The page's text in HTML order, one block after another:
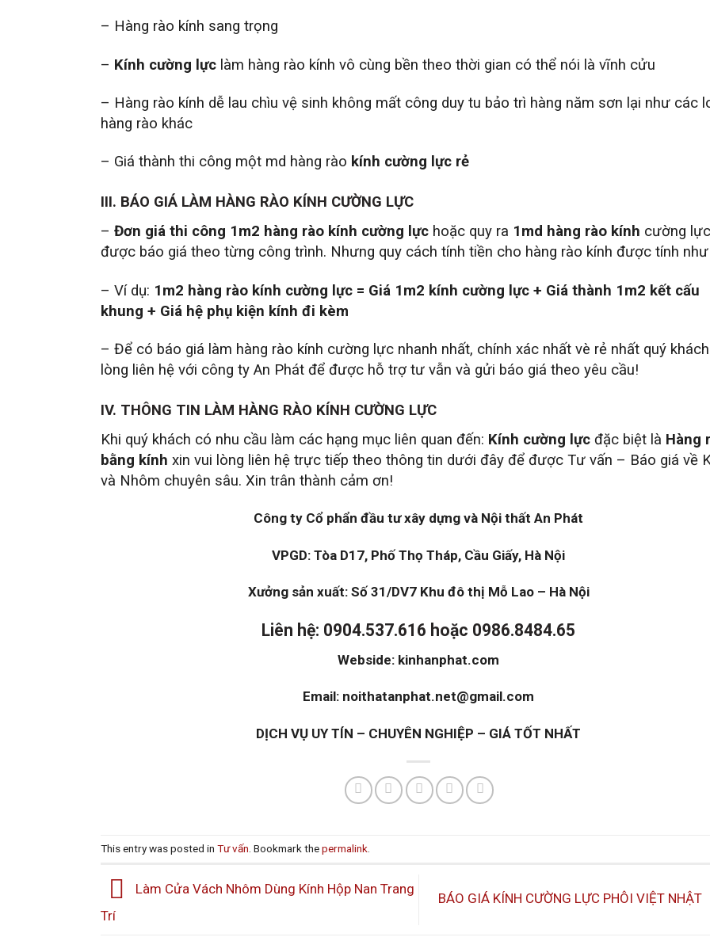
– Hàng rào kính sang trọng
– Kính cường lực làm hàng rào kính vô cùng bền theo thời gian có thể nói là vĩnh cửu
– Hàng rào kính dễ lau chìu vệ sinh không mất công duy tu bảo trì hàng năm sơn lại như các
hàng rào khác
– Giá thành thi công một md hàng rào kính cường lực rẻ
III. BÁO GIÁ LÀM HÀNG RÀO KÍNH CƯỜNG LỰC
– Đơn giá thi công 1m2 hàng rào kính cường lực hoặc quy ra 1md hàng rào kính cường lực
được báo giá theo từng công trình. Nhưng quy cách tính tiền cho hàng rào kính được tính
– Ví dụ: 1m2 hàng rào kính cường lực = Giá 1m2 kính cường lực + Giá thành 1m2 kết cấu
khung + Giá hệ phụ kiện kính đi kèm
– Để có báo giá làm hàng rào kính cường lực nhanh nhất, chính xác nhất vè rẻ nhất quý
lòng liên hệ với công ty An Phát để được hỗ trợ tư vẫn và gửi báo giá theo yêu cầu!
IV. THÔNG TIN LÀM HÀNG RÀO KÍNH CƯỜNG LỰC
Khi quý khách có nhu cầu làm các hạng mục liên quan đến: Kính cường lực đặc biệt là Hàng
bằng kính xin vui lòng liên hệ trực tiếp theo thông tin dưới đây để được Tư vấn – Báo giá về
và Nhôm chuyên sâu. Xin trân thành cảm ơn!
Công ty Cổ phẩn đầu tư xây dựng và Nội thất An Phát
VPGD: Tòa D17, Phố Thọ Tháp, Cầu Giấy, Hà Nội
Xưởng sản xuất: Số 31/DV7 Khu đô thị Mỗ Lao – Hà Nội
Liên hệ: 0904.537.616 hoặc 0986.8484.65
Webside: kinhanphat.com
Email: noithatanphat.net@gmail.com
DỊCH VỤ UY TÍN – CHUYÊN NGHIỆP – GIÁ TỐT NHẤT
This entry was posted in Tư vấn . Bookmark thepermalink
Làm Cửa Vách Nhôm Dùng Kính Hộp Nan Trang
Trí
BÁO GIÁ KÍNH CƯỜNG LỰC PHÔI VIỆT NHẬT